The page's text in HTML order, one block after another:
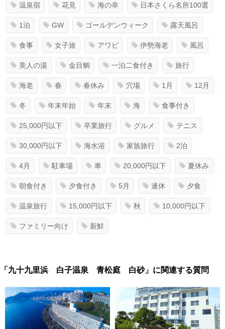
温泉宿 花見 海の幸 日本さくら名所100選
1泊 GW ゴールデンウィーク 露天風呂
食事 女子旅 アワビ 伊勢海老 風呂
美人の湯 金目鯛 一泊二食付き 旅行
海老 春 春休み 穴場 1月 12月
冬 年末年始 年末 海 食事付き
25,000円以下 卒業旅行 グルメ テニス
30,000円以下 海水浴 家族旅行 2泊
4月 駐車場 車 20,000円以下 夏休み
朝食付き 夕食付き 5月 連休 夕食
温泉旅行 15,000円以下 秋 10,000円以下
ファミリー向け 新鮮
「九十九里浜 白子温泉 青松庭 白砂」に関連する質問